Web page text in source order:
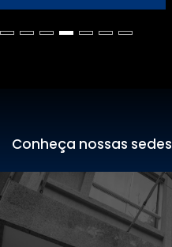
Conheça nossas sedes